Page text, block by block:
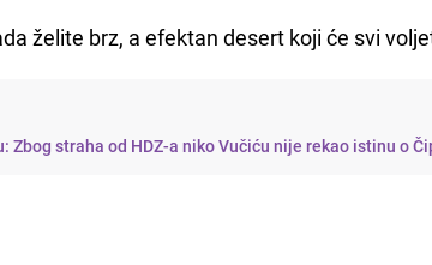
želite brz, a efektan desert koji će svi
straha od HDZ-a niko Vučiću nije rekao istinu o